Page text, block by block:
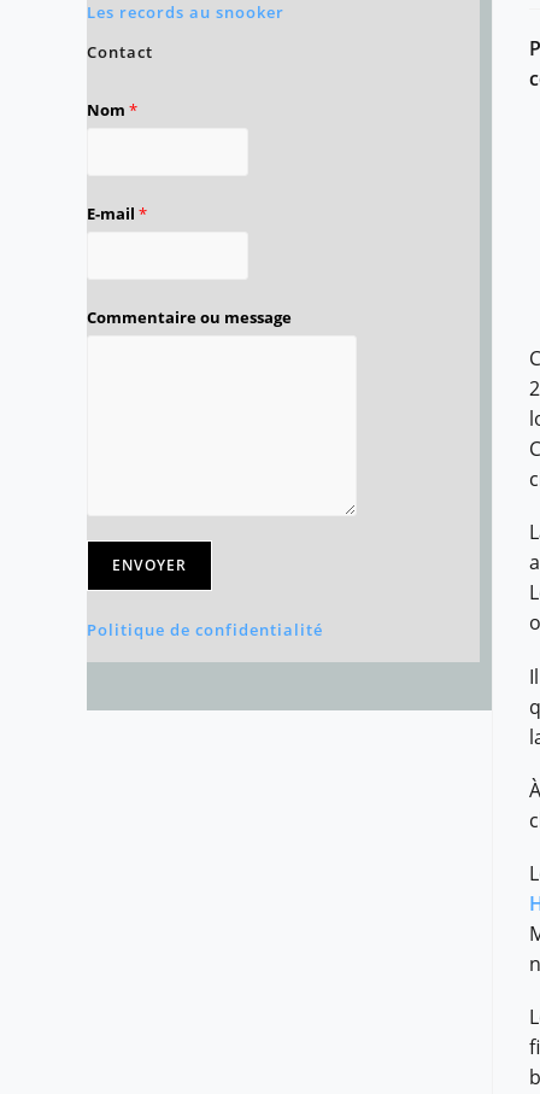
Les records au snooker
Contact
Nom *
E-mail *
Commentaire ou message
ENVOYER
Politique de confidentialité